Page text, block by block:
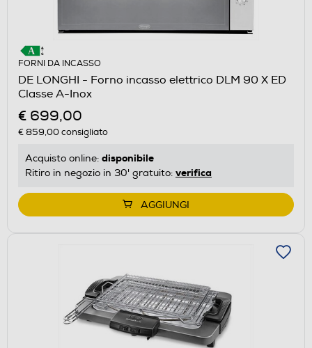
FORNI DA INCASSO
DE LONGHI - Forno incasso elettrico DLM 90 X ED
Classe A-Inox
€ 699,00
€ 859,00consigliato
Acquisto online: disponibile
Ritiro in negozio in 30' gratuito: verifica
AGGIUNGI